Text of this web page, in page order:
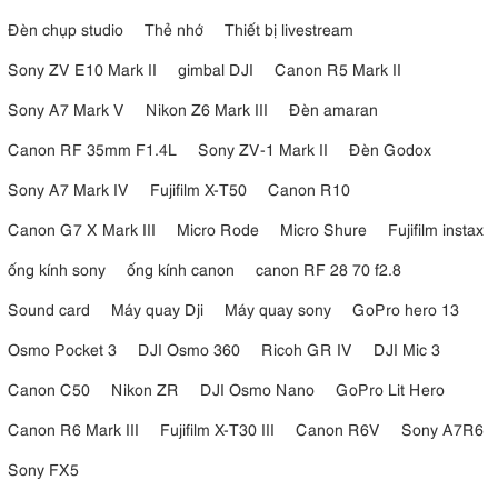
Đèn chụp studio
Thẻ nhớ
Thiết bị livestream
Sony ZV E10 Mark II
gimbal DJI
Canon R5 Mark II
Sony A7 Mark V
Nikon Z6 Mark III
Đèn amaran
Canon RF 35mm F1.4L
Sony ZV-1 Mark II
Đèn Godox
Sony A7 Mark IV
Fujifilm X-T50
Canon R10
Canon G7 X Mark III
Micro Rode Micro Shure
Fujifilm instax
ống kính sony
ống kính canon
canon RF 28 70 f2.8
Sound card
Máy quay Dji Máy quay sony
GoPro hero 13
Osmo Pocket 3
DJI Osmo 360 Ricoh GR IV
DJI Mic 3
Canon C50
Nikon ZR DJI Osmo Nano
GoPro Lit Hero
Canon R6 Mark III
Fujifilm X-T30 III Canon R6V
Sony A7R6
Sony FX5